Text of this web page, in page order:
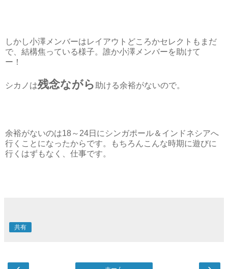
しかし小澤メンバーはレイアウトどころかセレクトもまだ
で、結構焦っている様子。誰か小澤メンバーを助けて
ー！
シカノは残念ながら助ける余裕がないので。
余裕がないのは18～24日にシンガポール＆インドネシアへ
行くことになったからです。もちろんこんな時期に遊びに
行くはずもなく、仕事です。
共有